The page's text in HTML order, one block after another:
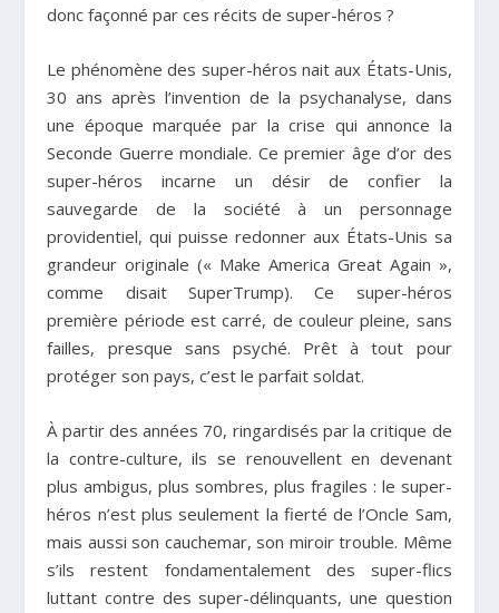
donc façonné par ces récits de super-héros ?
Le phénomène des super-héros nait aux États-Unis,
30 ans après l’invention de la psychanalyse, dans
une époque marquée par la crise qui annonce la
Seconde Guerre mondiale. Ce premier âge d’or des
super-héros incarne un désir de confier la
sauvegarde de la société à un personnage
providentiel, qui puisse redonner aux États-Unis sa
grandeur originale (« Make America Great Again »,
comme disait SuperTrump). Ce super-héros
première période est carré, de couleur pleine, sans
failles, presque sans psyché. Prêt à tout pour
protéger son pays, c’est le parfait soldat.
À partir des années 70, ringardisés par la critique de
la contre-culture, ils se renouvellent en devenant
plus ambigus, plus sombres, plus fragiles : le super-
héros n’est plus seulement la fierté de l’Oncle Sam,
mais aussi son cauchemar, son miroir trouble. Même
s’ils restent fondamentalement des super-flics
luttant contre des super-délinquants, une question